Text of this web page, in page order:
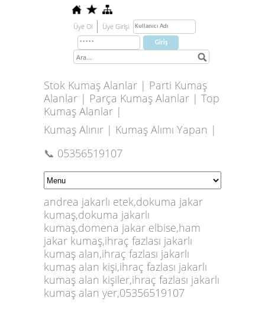
Üye Ol Üye Girişi
Stok Kumaş Alanlar | Parti Kumaş
Alanlar | Parça Kumaş Alanlar | Top
Kumaş Alanlar |
Kumaş Alınır | Kumaş Alımı Yapan |
📞 05356519107
andrea jakarlı etek,dokuma jakar
kumaş,dokuma jakarlı
kumaş,domena jakar elbise,ham
jakar kumaş,ihraç fazlası jakarlı
kumaş alan,ihraç fazlası jakarlı
kumaş alan kişi,ihraç fazlası jakarlı
kumaş alan kişiler,ihraç fazlası jakarlı
kumaş alan yer,05356519107